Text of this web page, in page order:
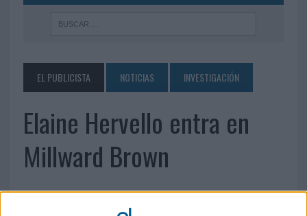
EL PUBLICISTA NOTICIAS INVESTIGACIÓN
Elaine Hervello entra en
Millward Brown
13 DE JUNIO DE 2007